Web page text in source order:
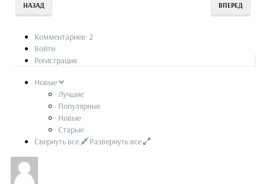
НАЗАД ВПЕРЕД
Комментариев: 2
Войти
Регистрация
Новые
Лучшие
Популярные
Новые
Старые
Свернуть все
Развернуть все